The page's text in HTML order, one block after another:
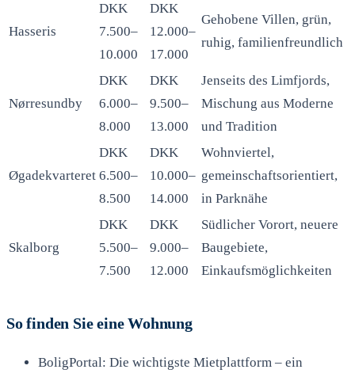
Hasseris
DKK
7.500–
10.000
DKK
12.000–
17.000
Gehobene Villen, grün,
ruhig, familienfreundlich
Nørresundby
DKK
6.000–
8.000
DKK
9.500–
13.000
Jenseits des Limfjords,
Mischung aus Moderne
und Tradition
Øgadekvarteret
DKK
6.500–
8.500
DKK
10.000–
14.000
Wohnviertel,
gemeinschaftsorientiert,
in Parknähe
Skalborg
DKK
5.500–
7.500
DKK
9.000–
12.000
Südlicher Vorort, neuere
Baugebiete,
Einkaufsmöglichkeiten
So finden Sie eine Wohnung
BoligPortal: Die wichtigste Mietplattform – ein